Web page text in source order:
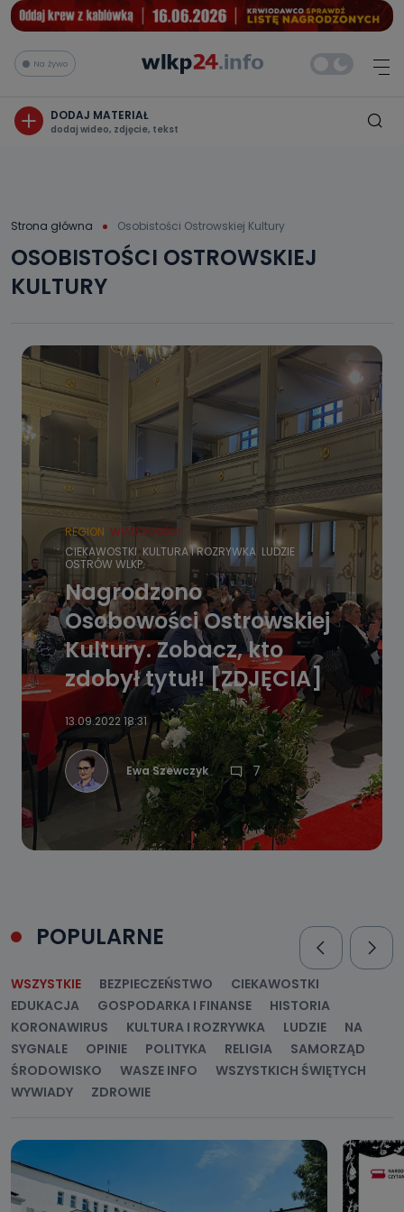
Na żywo
DODAJ MATERIAŁ
dodaj wideo, zdjęcie, tekst
Strona główna Osobistości Ostrowskiej Kultury
OSOBISTOŚCI OSTROWSKIEJ
KULTURY
REGION WIADOMOŚCI
CIEKAWOSTKI KULTURA I ROZRYWKA LUDZIE
OSTRÓW WLKP.
Nagrodzono
Osobowości Ostrowskiej
Kultury. Zobacz, kto
zdobył tytuł! [ZDJĘCIA]
13.09.2022 18:31
Ewa Szewczyk 7
POPULARNE
WSZYSTKIE BEZPIECZEŃSTWO
CIEKAWOSTKI
EDUKACJA
GOSPODARKA I FINANSE
HISTORIA
KORONAWIRUS
KULTURA I ROZRYWKA LUDZIE
NA
SYGNALE
OPINIE POLITYKA RELIGIA
SAMORZĄD
ŚRODOWISKO
WASZE INFO
WSZYSTKICH ŚWIĘTYCH
WYWIADY
ZDROWIE